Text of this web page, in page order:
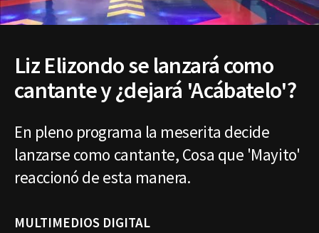
Liz Elizondo se lanzará como
cantante y ¿dejará 'Acábatelo'?
En pleno programa la meserita decide
lanzarse como cantante, Cosa que 'Mayito'
reaccionó de esta manera.
MULTIMEDIOS DIGITAL